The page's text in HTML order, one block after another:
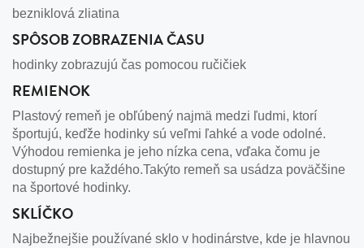
bezniklová zliatina
SPÔSOB ZOBRAZENIA ČASU
hodinky zobrazujú čas pomocou ručičiek
REMIENOK
Plastový remeň je obľúbený najmä medzi ľudmi, ktorí
športujú, keďže hodinky sú veľmi ľahké a vode odolné.
Výhodou remienka je jeho nízka cena, vďaka čomu je
dostupný pre každého.Takýto remeň sa usádza poväčšine
na športové hodinky.
SKLÍČKO
Najbežnejšie používané sklo v hodinárstve, kde je hlavnou